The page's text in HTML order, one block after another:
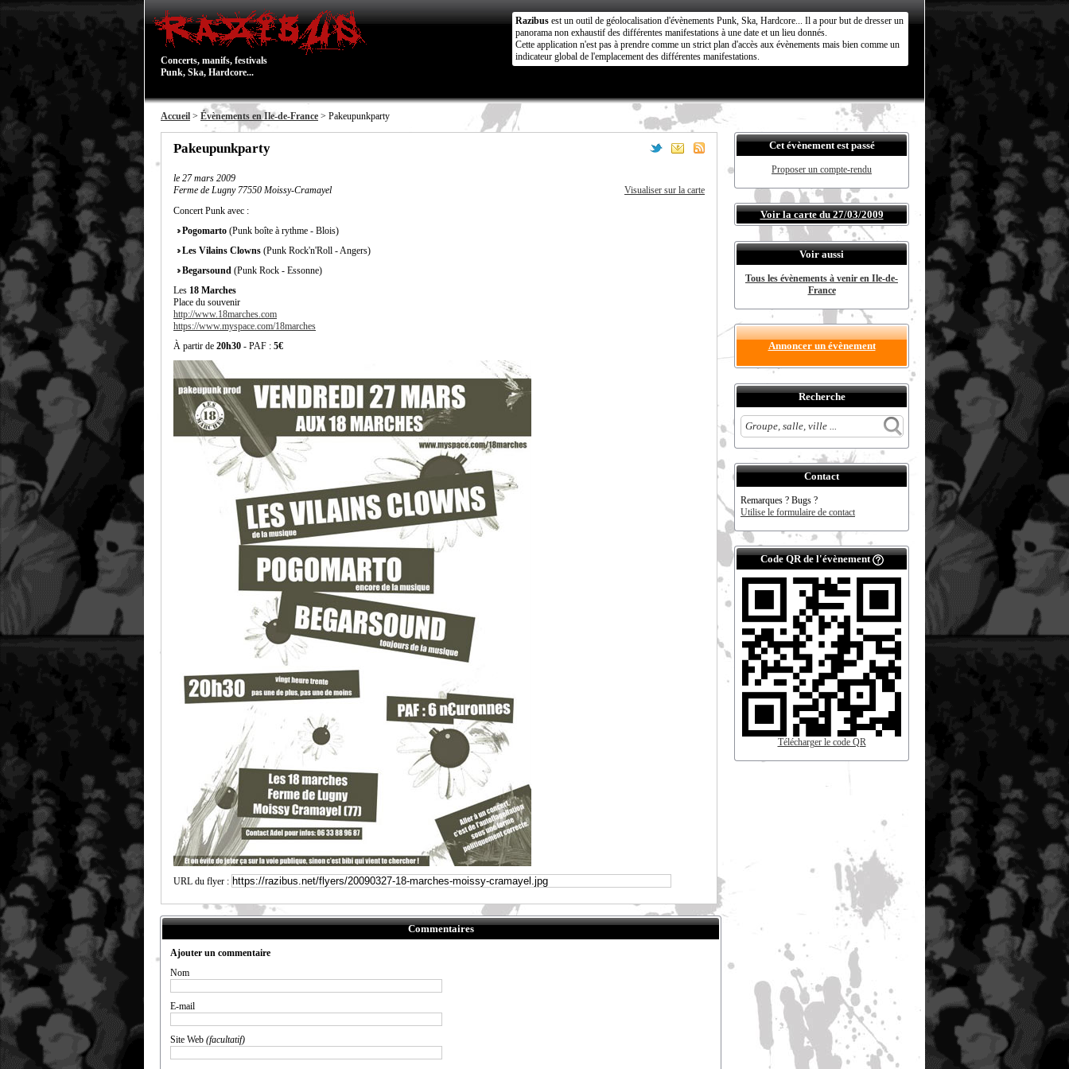
Concerts, manifs, festivals
Punk, Ska, Hardcore...
Razibus est un outil de géolocalisation d'évènements Punk, Ska, Hardcore... Il a pour but de dresser un
panorama non exhaustif des différentes manifestations à une date et un lieu donnés.
Cette application n'est pas à prendre comme un strict plan d'accès aux évènements mais bien comme un
indicateur global de l'emplacement des différentes manifestations.
Accueil > Évènements en Ile-de-France > Pakeupunkparty
Pakeupunkparty
le 27 mars 2009
Ferme de Lugny 77550 Moissy-Cramayel
Visualiser sur la carte
Concert Punk avec :
Pogomarto (Punk boîte à rythme - Blois)
Les Vilains Clowns (Punk Rock'n'Roll - Angers)
Begarsound (Punk Rock - Essonne)
Les 18 Marches
Place du souvenir
http://www.18marches.com
https://www.myspace.com/18marches
À partir de 20h30 - PAF : 5€
URL du flyer :
Commentaires
Ajouter un commentaire
Nom
E-mail
Site Web (facultatif)
Cet évènement est passé
Proposer un compte-rendu
Voir la carte du 27/03/2009
Voir aussi
Tous les évènements à venir en Ile-de-
France
Annoncer un évènement
Recherche
Contact
Remarques ? Bugs ?
Utilise le formulaire de contact
Code QR de l'évènement
Télécharger le code QR